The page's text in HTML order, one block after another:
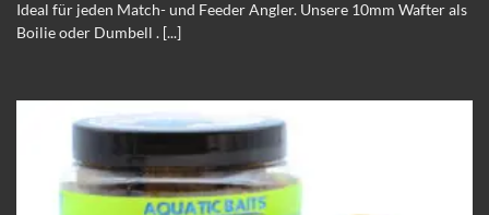
Ideal für jeden Match- und Feeder Angler. Unsere 10mm Wafter als
Boilie oder Dumbell . [...]